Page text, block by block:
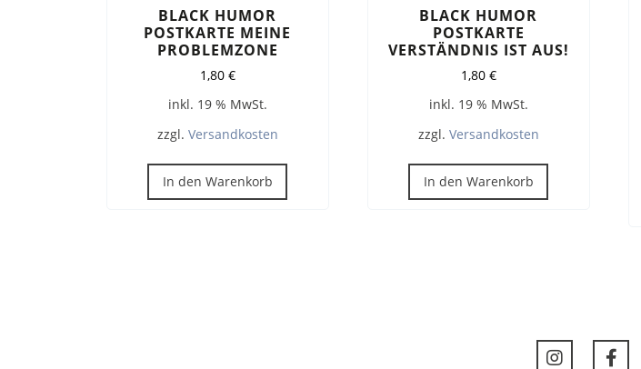
BLACK HUMOR
POSTKARTE MEINE
PROBLEMZONE
1,80 €
inkl. 19 % MwSt.
zzgl. Versandkosten
In den Warenkorb
BLACK HUMOR
POSTKARTE
VERSTÄNDNIS IST AUS!
1,80 €
inkl. 19 % MwSt.
zzgl. Versandkosten
In den Warenkorb